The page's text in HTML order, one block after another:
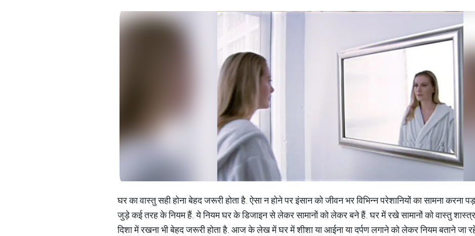
घर का वास्तु सही होना बेहद जरूरी होता है. ऐसा न होने पर इंसान को जीवन भर विभिन्न परेशानियों का सामना
जुड़े कई तरह के नियम हैं. ये नियम घर के डिजाइन से लेकर सामानों को लेकर बने हैं. घर में रखे सामानों को वास्तु
दिशा में रखना भी बेहद जरूरी होता है. आज के लेख में घर में शीशा या आईना या दर्पण लगाने को लेकर नियम बताने जा